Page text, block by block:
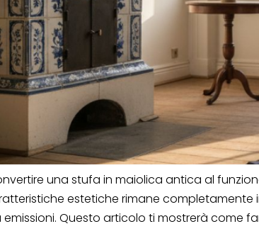
una stufa in maiolica antica al
estetiche rimane
Questo articolo ti mostrerà come